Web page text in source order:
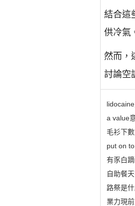
結合這
供冷氣
然而，
討論空
a value
毛衫下
put on
有豕白
自助餐
路祭是
業力現